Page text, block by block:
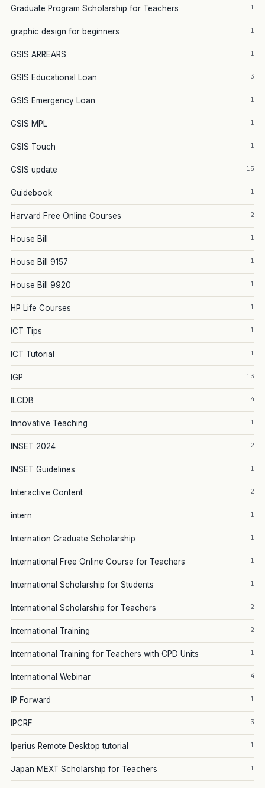
Graduate Program Scholarship for Teachers 1
graphic design for beginners 1
GSIS ARREARS 1
GSIS Educational Loan 3
GSIS Emergency Loan 1
GSIS MPL 1
GSIS Touch 1
GSIS update 15
Guidebook 1
Harvard Free Online Courses 2
House Bill 1
House Bill 9157 1
House Bill 9920 1
HP Life Courses 1
ICT Tips 1
ICT Tutorial 1
IGP 13
ILCDB 4
Innovative Teaching 1
INSET 2024 2
INSET Guidelines 1
Interactive Content 2
intern 1
Internation Graduate Scholarship 1
International Free Online Course for Teachers 1
International Scholarship for Students 1
International Scholarship for Teachers 2
International Training 2
International Training for Teachers with CPD Units 1
International Webinar 4
IP Forward 1
IPCRF 3
Iperius Remote Desktop tutorial 1
Japan MEXT Scholarship for Teachers 1